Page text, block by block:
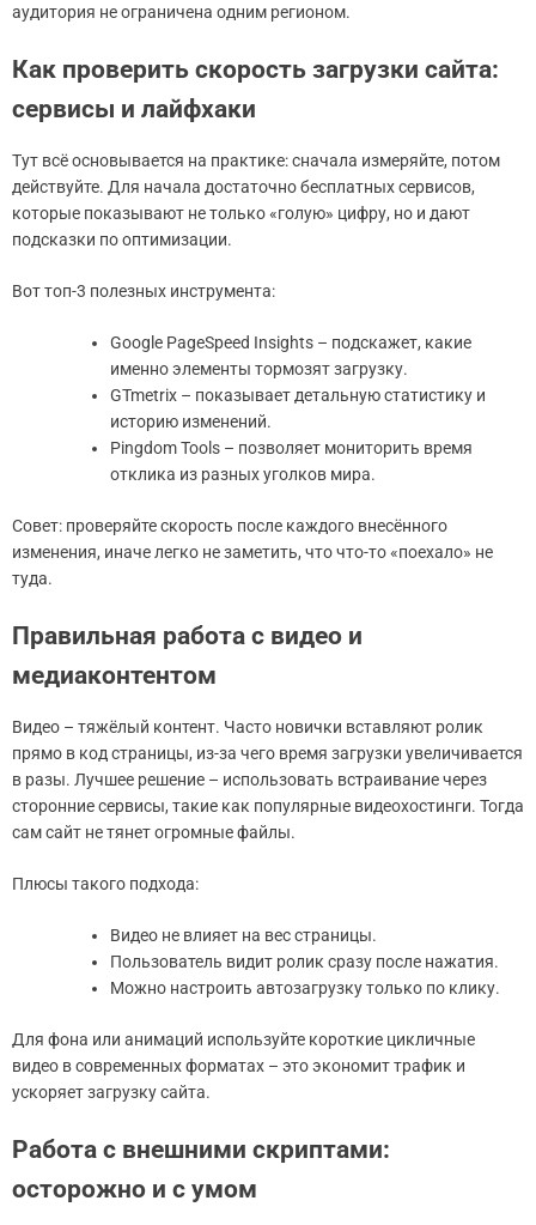
аудитория не ограничена одним регионом.
Как проверить скорость загрузки сайта:
сервисы и лайфхаки
Тут всё основывается на практике: сначала измеряйте, потом
действуйте. Для начала достаточно бесплатных сервисов,
которые показывают не только «голую» цифру, но и дают
подсказки по оптимизации.
Вот топ-3 полезных инструмента:
Google PageSpeed Insights – подскажет, какие
именно элементы тормозят загрузку.
GTmetrix – показывает детальную статистику и
историю изменений.
Pingdom Tools – позволяет мониторить время
отклика из разных уголков мира.
Совет: проверяйте скорость после каждого внесённого
изменения, иначе легко не заметить, что что-то «поехало» не
туда.
Правильная работа с видео и
медиаконтентом
Видео – тяжёлый контент. Часто новички вставляют ролик
прямо в код страницы, из-за чего время загрузки увеличивается
в разы. Лучшее решение – использовать встраивание через
сторонние сервисы, такие как популярные видеохостинги. Тогда
сам сайт не тянет огромные файлы.
Плюсы такого подхода:
Видео не влияет на вес страницы.
Пользователь видит ролик сразу после нажатия.
Можно настроить автозагрузку только по клику.
Для фона или анимаций используйте короткие цикличные
видео в современных форматах – это экономит трафик и
ускоряет загрузку сайта.
Работа с внешними скриптами:
осторожно и с умом